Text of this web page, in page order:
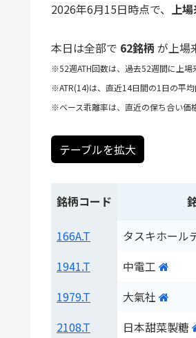
2026年6月15日時点で、 上
本日は全部で 62銘柄 が上場
※52週ATH回数は、過去52週間に上場
※ATR(14)は、直近14日間の1日の平均
※ベース乖離率は、直近の保ち合い価
テーブルを拡大
銘柄コード
166A.T
タスキホール
1941.T
中電工
1979.T
大氣社
2108.T
日本甜菜製糖